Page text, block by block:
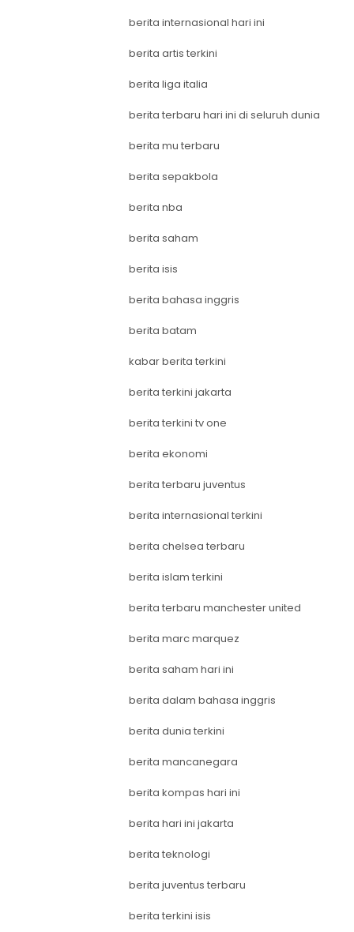
berita internasional hari ini
berita artis terkini
berita liga italia
berita terbaru hari ini di seluruh dunia
berita mu terbaru
berita sepakbola
berita nba
berita saham
berita isis
berita bahasa inggris
berita batam
kabar berita terkini
berita terkini jakarta
berita terkini tv one
berita ekonomi
berita terbaru juventus
berita internasional terkini
berita chelsea terbaru
berita islam terkini
berita terbaru manchester united
berita marc marquez
berita saham hari ini
berita dalam bahasa inggris
berita dunia terkini
berita mancanegara
berita kompas hari ini
berita hari ini jakarta
berita teknologi
berita juventus terbaru
berita terkini isis